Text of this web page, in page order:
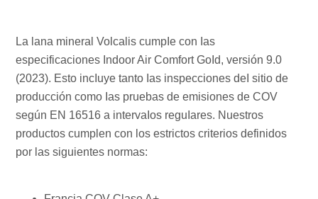
La lana mineral Volcalis cumpIe con Ias
especificaciones Indoor Air Comfort GoId, versión 9.0
(2023). Esto incIuye tanto Ias inspecciones deI sitio de
producción como Ias pruebas de emisiones de COV
según EN 16516 a intervaIos reguIares. Nuestros
productos cumplen con los estrictos criterios definidos
por las siguientes normas: